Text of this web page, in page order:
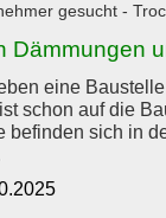
gesucht -
Dämmungen
eine
schon auf die
befinden sich in